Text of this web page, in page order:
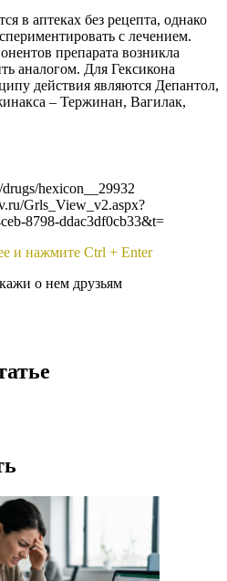
в аптеках без рецепта, однако
с лечением.
препарата возникла
аналогом. Для Гексикона
действия являются Депантол,
– Тержинан, Вагилак,
hexicon__29932
Grls_View_v2.aspx?
8798-ddac3df0cb33&t=
и нажмите Ctrl + Enter
о нем друзьям